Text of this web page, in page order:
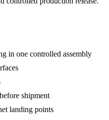
in one controlled assembly
shipment
landing points